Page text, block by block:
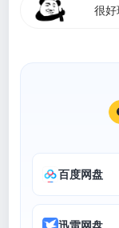
很
百度网盘